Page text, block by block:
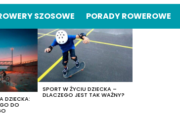
SZOSOWE PORADY ROWEROWE
DZIECKA:
DO
SPORT W ŻYCIU DZIECKA –
DLACZEGO JEST TAK WAŻNY?